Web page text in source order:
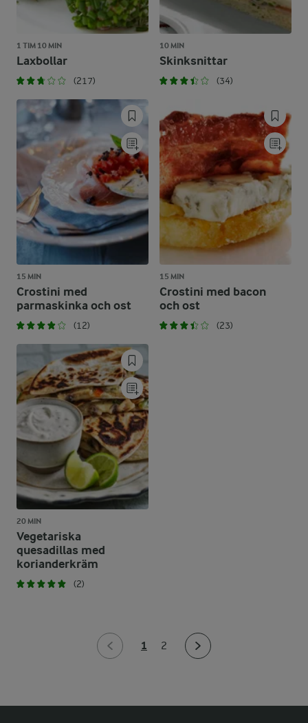
1 TIM 10 MIN
Laxbollar
(217)
10 MIN
Skinksnittar
(34)
15 MIN
Crostini med
parmaskinka och ost
(12)
15 MIN
Crostini med bacon
och ost
(23)
20 MIN
Vegetariska
quesadillas med
korianderkräm
(2)
1 2